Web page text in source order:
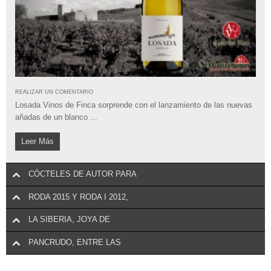
REALIZAR UN COMENTARIO
Losada Vinos de Finca sorprende con el lanzamiento de las nuevas
añadas de un blanco ...
Leer Más
CÓCTELES DE AUTOR PARA
RODA 2015 Y RODA I 2012,
LA SIBERIA, JOYA DE
PANCRUDO, ENTRE LAS